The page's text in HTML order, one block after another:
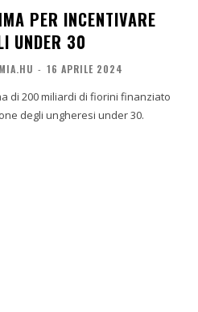
PER INCENTIVARE
UNDER 30
- 16 APRILE 2024
di 200 miliardi di fiorini finanziato
degli ungheresi under 30.